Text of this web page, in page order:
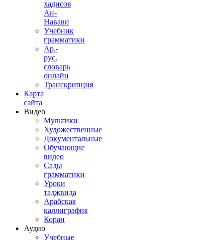
хадисов
Ан-
Навави
Учебник
грамматики
Ар.-
рус.
словарь
онлайн
Транскрипция
Карта
сайта
Видео
Мультики
Художественные
Документальные
Обучающие
видео
Сады
грамматики
Уроки
таджвида
Арабская
каллиграфия
Коран
Аудио
Учебные